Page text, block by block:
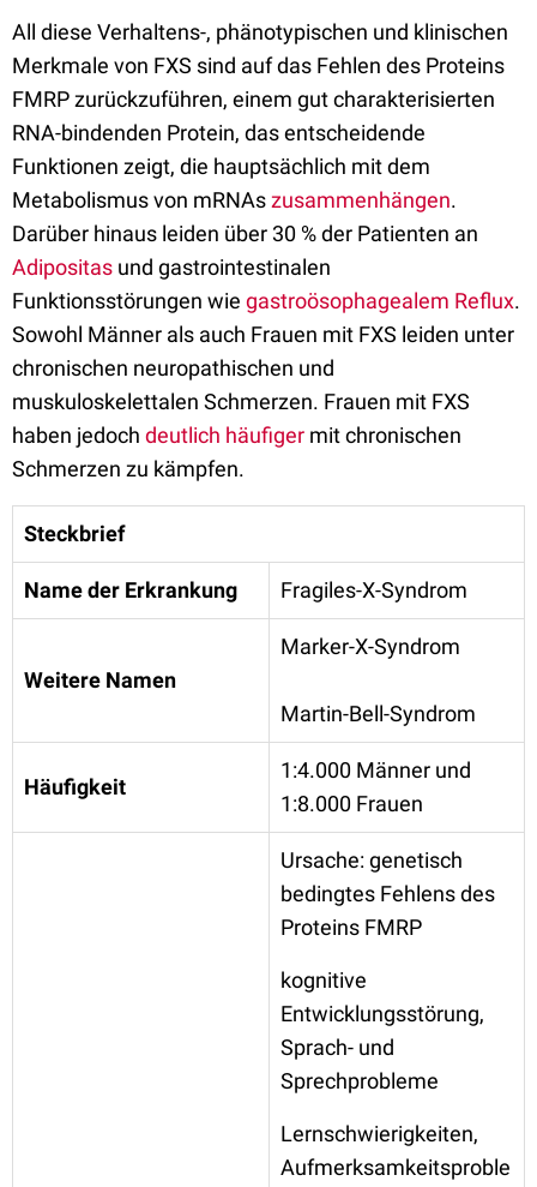
All diese Verhaltens-, phänotypischen und klinischen
Merkmale von FXS sind auf das Fehlen des Proteins
FMRP zurückzuführen, einem gut charakterisierten
RNA-bindenden Protein, das entscheidende
Funktionen zeigt, die hauptsächlich mit dem
Metabolismus von mRNAszusammenhängen.
Darüber hinaus leiden über 30 % der Patienten an
Adipositas und gastrointestinalen
Funktionsstörungen wie gastroösophagealem Reflux.
Sowohl Männer als auch Frauen mit FXS leiden unter
chronischen neuropathischen und
muskuloskelettalen Schmerzen. Frauen mit FXS
haben jedoch deutlich häufiger mit chronischen
Schmerzen zu kämpfen.
Steckbrief
Name der Erkrankung Fragiles-X-Syndrom
Weitere Namen
Marker-X-Syndrom
Martin-Bell-Syndrom
Häufigkeit
1:4.000 Männer und
1:8.000 Frauen
Ursache: genetisch
bedingtes Fehlens des
Proteins FMRP
kognitive
Entwicklungsstörung,
Sprach- und
Sprechprobleme
Lernschwierigkeiten,
Aufmerksamkeitsproble